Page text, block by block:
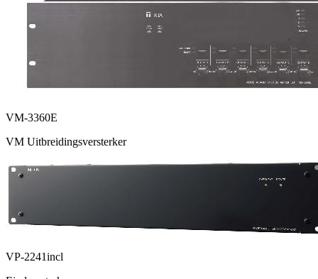
VM-3360E
VM Uitbreidingsversterker
VP-2241incl